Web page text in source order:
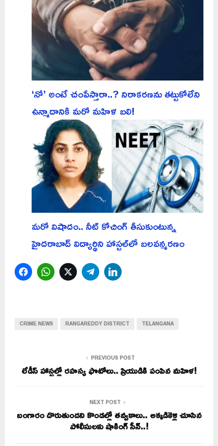
‘నో’ అంటే చంపేస్తారా..? నిరాకరణను తట్టుకోలేని
ఉన్మాదానికి మరో మహిళ బలి!
మరో విషాదం.. నీట్ కోచింగ్ తీసుకుంటున్న
హైదరాబాద్ విద్యార్థిని హాస్టల్‌లో బలవన్మరణం
FacebookWhatsAppTwitterTelegram
CRIME NEWS RANGAREDDY DISTRICT TELANGANA
PREVIOUS POST
లేడీస్ హాస్టల్లో రహస్య ఫొటోలు.. ప్రియుడికి పంపిన మహిళ!
NEXT POST
బంగారం దొరుతుందని కొండల్లో తవ్వకాలు.. అక్కడికెళ్లి చూసిన
పోలీసులకు షాకింగ్ సీన్..!